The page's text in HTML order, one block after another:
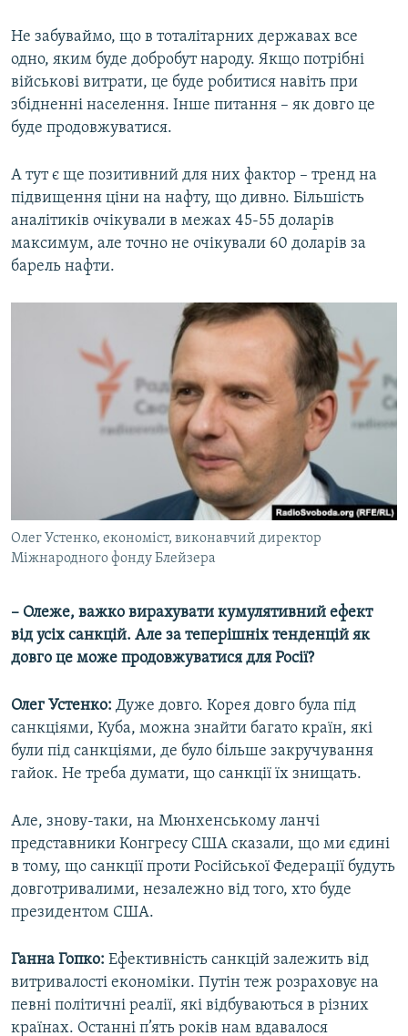
Не забуваймо, що в тоталітарних державах все
одно, яким буде добробут народу. Якщо потрібні
військові витрати, це буде робитися навіть при
збідненні населення. Інше питання – як довго це
буде продовжуватися.
А тут є ще позитивний для них фактор – тренд на
підвищення ціни на нафту, що дивно. Більшість
аналітиків очікували в межах 45-55 доларів
максимум, але точно не очікували 60 доларів за
барель нафти.
Олег Устенко, економіст, виконавчий директор
Міжнародного фонду Блейзера
– Олеже, важко вирахувати кумулятивний ефект
від усіх санкцій. Але за теперішніх тенденцій як
довго це може продовжуватися для Росії?
Олег Устенко: Дуже довго. Корея довго була під
санкціями, Куба, можна знайти багато країн, які
були під санкціями, де було більше закручування
гайок. Не треба думати, що санкції їх знищать.
Але, знову-таки, на Мюнхенському ланчі
представники Конгресу США сказали, що ми єдині
в тому, що санкції проти Російської Федерації будуть
довготривалими, незалежно від того, хто буде
президентом США.
Ганна Гопко: Ефективність санкцій залежить від
витривалості економіки. Путін теж розраховує на
певні політичні реалії, які відбуваються в різних
країнах. Останні п’ять років нам вдавалося